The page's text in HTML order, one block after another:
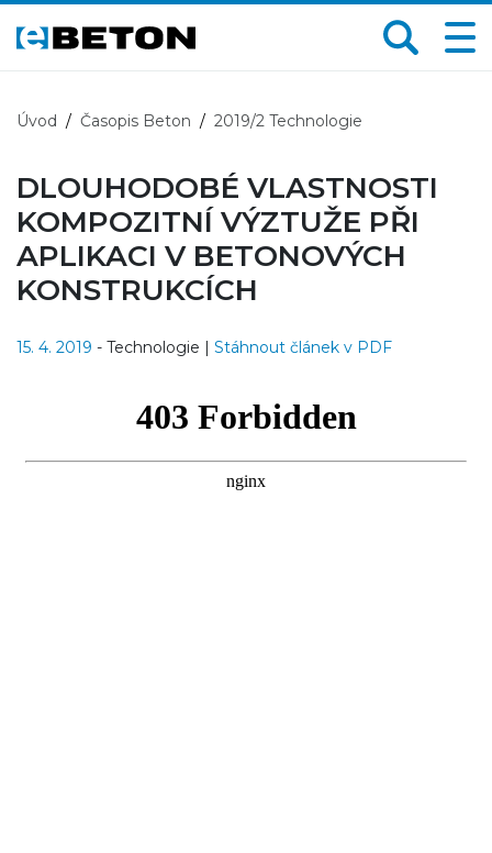
Úvod Časopis Beton 2019/2 Technologie
DLOUHODOBÉ VLASTNOSTI
KOMPOZITNÍ VÝZTUŽE PŘI
APLIKACI V BETONOVÝCH
KONSTRUKCÍCH
15. 4. 2019 - Technologie | Stáhnout článek v PDF